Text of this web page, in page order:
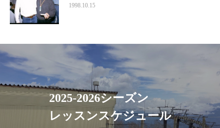
1998.10.15
2025-2026シーズン
レッスンスケジュール